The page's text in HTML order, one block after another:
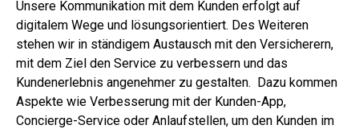
Unsere Kommunikation mit dem Kunden erfolgt auf
digitalem Wege und lösungsorientiert. Des Weiteren
stehen wir in ständigem Austausch mit den Versicherern,
mit dem Ziel den Service zu verbessern und das
Kundenerlebnis angenehmer zu gestalten. Dazu kommen
Aspekte wie Verbesserung mit der Kunden-App,
Concierge-Service oder Anlaufstellen, um den Kunden im